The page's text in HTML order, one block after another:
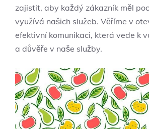
zajistit, aby každý zákazník měl
využívá našich služeb. Věříme v
efektivní komunikaci, která vede k
a důvěře v naše služby.